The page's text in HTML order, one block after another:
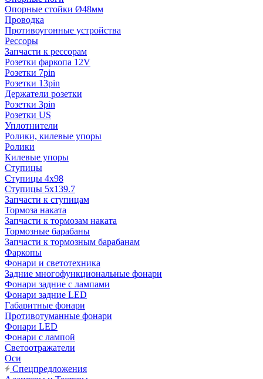
Опорные стойки Ø48мм
Проводка
Противоугонные устройства
Рессоры
Запчасти к рессорам
Розетки фаркопа 12V
Розетки 7pin
Розетки 13pin
Держатели розетки
Розетки 3pin
Розетки US
Уплотнители
Ролики, килевые упоры
Ролики
Килевые упоры
Ступицы
Ступицы 4x98
Ступицы 5x139.7
Запчасти к ступицам
Тормоза наката
Запчасти к тормозам наката
Тормозные барабаны
Запчасти к тормозным барабанам
Фаркопы
Фонари и светотехника
Задние многофункциональные фонари
Фонари задние с лампами
Фонари задние LED
Габаритные фонари
Противотуманные фонари
Фонари LED
Фонари с лампой
Светоотражатели
Оси
Спецпредложения